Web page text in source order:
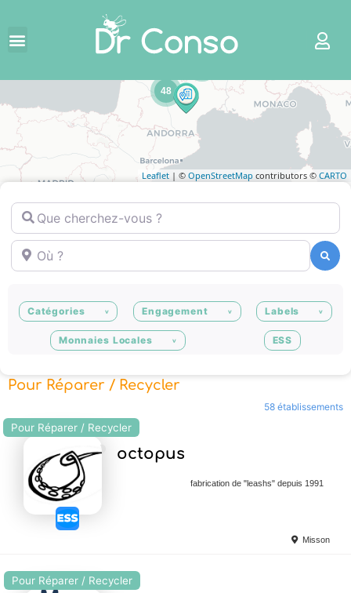
48
Leaflet | © OpenStreetMap contributors © CARTO
Que cherchez-vous ?
Où ?
Catégories Engagement Labels
Monnaies Locales ESS
Pour Réparer / Recycler
58 établissements
Pour Réparer / Recycler
octopus
fabrication de "leashs" depuis 1991
Misson
Pour Réparer / Recycler